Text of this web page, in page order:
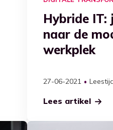
Hybride IT:
naar de
werkplek
27-06-2021
Lees artikel